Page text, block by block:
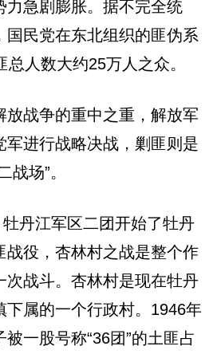
力急剧膨胀。据不完全统
国民党在东北组织的匪伪系
人数大约25万人之众。
放战争的重中之重，解放军
军进行战略决战，剿匪则是
战场”。
丹江军区二团开始了牡丹
战役，杏林村之战是整个作
次战斗。杏林村是现在牡丹
下属的一个行政村。1946年
一股号称“36团”的土匪占